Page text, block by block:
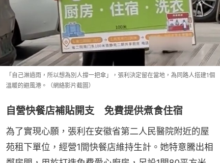
「自己淋過雨，所以想為別人撐一把傘」，張利決定留在當地，為同路人搭建1個
溫暖的避風港。（網絡影片截圖）
自營快餐店補貼開支 免費提供煮食住宿
為了實現心願，張利在安徽省第二人民醫院附近的屋
苑租下單位，經營1間快餐店維持生計。她特意騰出相